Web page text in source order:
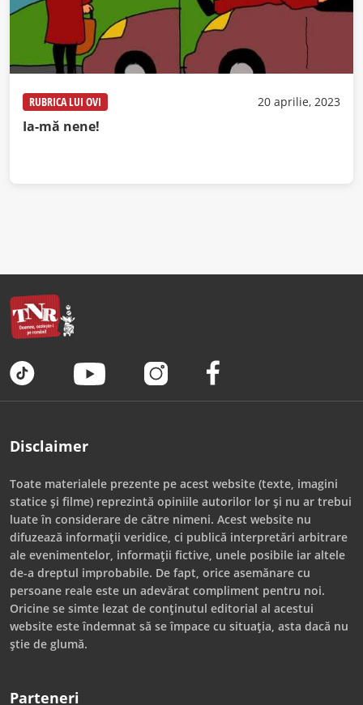
RUBRICA LUI OVI 20 aprilie, 2023
Ia-mă nene!
Disclaimer
Toate materialele prezente pe acest website (texte, imagini
statice și filme) reprezintă opiniile autorilor lor și nu ar trebui
luate în considerare de către nimeni. Acest website nu
difuzează informații veridice, ci publică interpretări arbitrare
ale evenimentelor, informații fictive, unele posibile iar altele
de-a dreptul improbabile. De fapt, orice asemănare cu
persoane reale este un adevărat compliment pentru noi.
Oricine se simte lezat de conținutul editorial al acestui
website este îndemnat să se împace cu situația, asta dacă nu
știe de glumă.
Parteneri